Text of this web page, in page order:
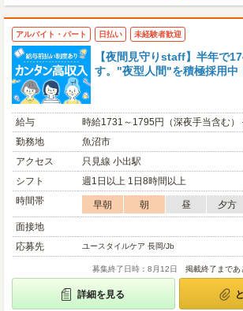
アルバイト・パート 日払い 未経験者歓迎
【夜間見守りstaff】半年で
す。"夜型人間"を積極採用中
給与
時給1731～1795円（深夜手当含む）
勤務地
魚沼市
アクセス
只見線 小出駅
シフト
週1日以上 1日8時間以上
時間帯
早朝 朝 昼 夕方
面接地
応募先
ユースタイルケア 長岡/Jb
募集終了日時：8月12日 掲載終了まであ
詳細を見る